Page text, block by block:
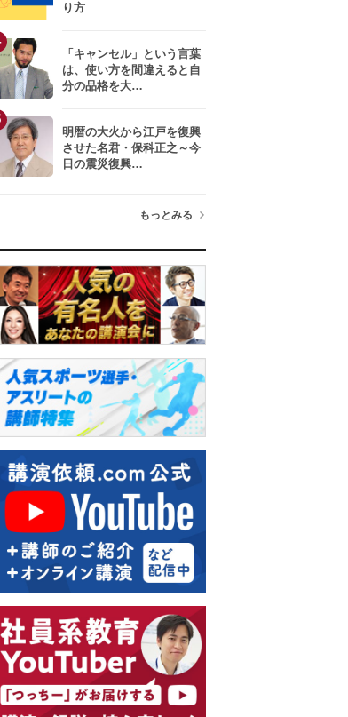
り方
「キャンセル」という言葉
は、使い方を間違えると自
分の品格を大…
明暦の大火から江戸を復興
させた名君・保科正之～今
日の震災復興…
もっとみる